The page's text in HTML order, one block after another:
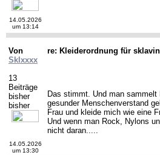
14.05.2026
um 13:14
Von
Sklxxxx
13
Beiträge
bisher
bisher
re: Kleiderordnung für
Das stimmt. Und man sammelt
gesunder Menschenverstand
Frau und kleide mich wie eine
Und wenn man Rock, Nylons
nicht daran.....
14.05.2026
um 13:30